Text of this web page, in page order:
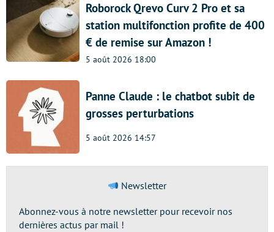
Roborock Qrevo Curv 2 Pro et sa
station multifonction profite de 400
€ de remise sur Amazon !
5 août 2026 18:00
Panne Claude : le chatbot subit de
grosses perturbations
5 août 2026 14:57
Newsletter
Abonnez-vous à notre newsletter pour recevoir nos
dernières actus par mail !